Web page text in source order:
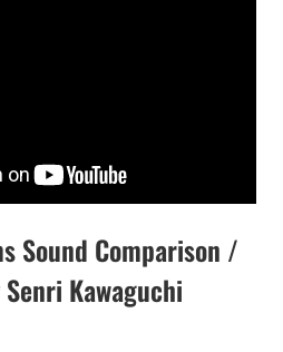
Sound Comparison /
Kawaguchi